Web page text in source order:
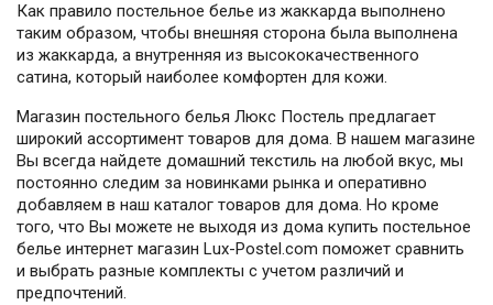
Как правило постельное белье из жаккарда выполнено
таким образом, чтобы внешняя сторона была выполнена
из жаккарда, а внутренняя из высококачественного
сатина, который наиболее комфортен для кожи.
Магазин постельного белья Люкс Постель предлагает
широкий ассортимент товаров для дома. В нашем магазине
Вы всегда найдете домашний текстиль на любой вкус, мы
постоянно следим за новинками рынка и оперативно
добавляем в наш каталог товаров для дома. Но кроме
того, что Вы можете не выходя из дома купить постельное
белье интернет магазин Lux-Postel.com поможет сравнить
и выбрать разные комплекты с учетом различий и
предпочтений.